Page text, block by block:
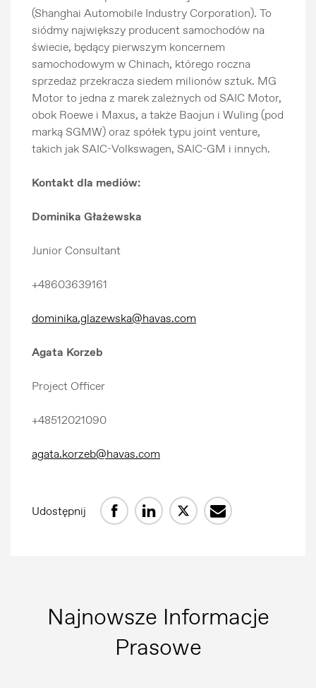
(Shanghai Automobile Industry Corporation). To
siódmy największy producent samochodów na
świecie, będący pierwszym koncernem
samochodowym w Chinach, którego roczna
sprzedaż przekracza siedem milionów sztuk. MG
Motor to jedna z marek zależnych od SAIC Motor,
obok Roewe i Maxus, a także Baojun i Wuling (pod
marką SGMW) oraz spółek typu joint venture,
takich jak SAIC-Volkswagen, SAIC-GM i innych.
Kontakt dla mediów:
Dominika Głażewska
Junior Consultant
+48603639161
dominika.glazewska@havas.com
Agata Korzeb
Project Officer
+48512021090
agata.korzeb@havas.com
Udostępnij
Najnowsze Informacje
Prasowe